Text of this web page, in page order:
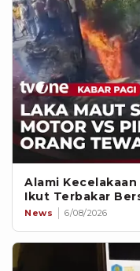
Alami
Ikut Terbakar
News 6/08/2026